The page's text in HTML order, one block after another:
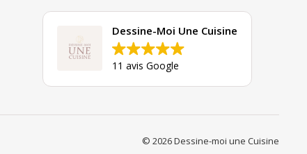
Dessine-Moi Une Cuisine
11 avis Google
© 2026 Dessine-moi une Cuisine